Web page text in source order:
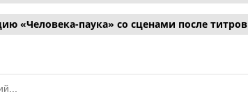
«Человека-паука» со сценами после титров